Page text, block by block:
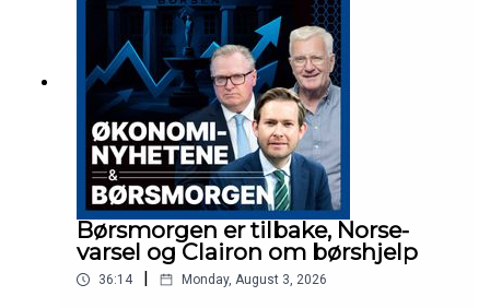
Børsmorgen er tilbake, Norse-
varsel og Clairon om børshjelp
36:14 Monday, August 3, 2026